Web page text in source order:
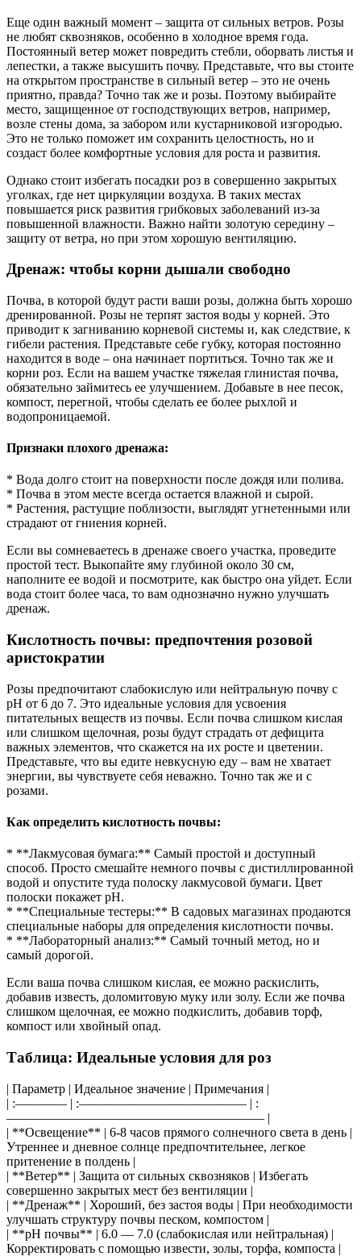
Еще один важный момент – защита от сильных ветров. Розы
не любят сквозняков, особенно в холодное время года.
Постоянный ветер может повредить стебли, оборвать листья и
лепестки, а также высушить почву. Представьте, что вы стоите
на открытом пространстве в сильный ветер – это не очень
приятно, правда? Точно так же и розы. Поэтому выбирайте
место, защищенное от господствующих ветров, например,
возле стены дома, за забором или кустарниковой изгородью.
Это не только поможет им сохранить целостность, но и
создаст более комфортные условия для роста и развития.
Однако стоит избегать посадки роз в совершенно закрытых
уголках, где нет циркуляции воздуха. В таких местах
повышается риск развития грибковых заболеваний из-за
повышенной влажности. Важно найти золотую середину –
защиту от ветра, но при этом хорошую вентиляцию.
Дренаж: чтобы корни дышали свободно
Почва, в которой будут расти ваши розы, должна быть хорошо
дренированной. Розы не терпят застоя воды у корней. Это
приводит к загниванию корневой системы и, как следствие, к
гибели растения. Представьте себе губку, которая постоянно
находится в воде – она начинает портиться. Точно так же и
корни роз. Если на вашем участке тяжелая глинистая почва,
обязательно займитесь ее улучшением. Добавьте в нее песок,
компост, перегной, чтобы сделать ее более рыхлой и
водопроницаемой.
Признаки плохого дренажа:
* Вода долго стоит на поверхности после дождя или полива.
* Почва в этом месте всегда остается влажной и сырой.
* Растения, растущие поблизости, выглядят угнетенными или
страдают от гниения корней.
Если вы сомневаетесь в дренаже своего участка, проведите
простой тест. Выкопайте яму глубиной около 30 см,
наполните ее водой и посмотрите, как быстро она уйдет. Если
вода стоит более часа, то вам однозначно нужно улучшать
дренаж.
Кислотность почвы: предпочтения розовой
аристократии
Розы предпочитают слабокислую или нейтральную почву с
pH от 6 до 7. Это идеальные условия для усвоения
питательных веществ из почвы. Если почва слишком кислая
или слишком щелочная, розы будут страдать от дефицита
важных элементов, что скажется на их росте и цветении.
Представьте, что вы едите невкусную еду – вам не хватает
энергии, вы чувствуете себя неважно. Точно так же и с
розами.
Как определить кислотность почвы:
* **Лакмусовая бумага:** Самый простой и доступный
способ. Просто смешайте немного почвы с дистиллированной
водой и опустите туда полоску лакмусовой бумаги. Цвет
полоски покажет pH.
* **Специальные тестеры:** В садовых магазинах продаются
специальные наборы для определения кислотности почвы.
* **Лабораторный анализ:** Самый точный метод, но и
самый дорогой.
Если ваша почва слишком кислая, ее можно раскислить,
добавив известь, доломитовую муку или золу. Если же почва
слишком щелочная, ее можно подкислить, добавив торф,
компост или хвойный опад.
Таблица: Идеальные условия для роз
| Параметр | Идеальное значение | Примечания |
| :———— | :————————————— | :
———————————————————— |
| **Освещение** | 6-8 часов прямого солнечного света в день |
Утреннее и дневное солнце предпочтительнее, легкое
притенение в полдень |
| **Ветер** | Защита от сильных сквозняков | Избегать
совершенно закрытых мест без вентиляции |
| **Дренаж** | Хороший, без застоя воды | При необходимости
улучшать структуру почвы песком, компостом |
| **pH почвы** | 6.0 — 7.0 (слабокислая или нейтральная) |
Корректировать с помощью извести, золы, торфа, компоста |